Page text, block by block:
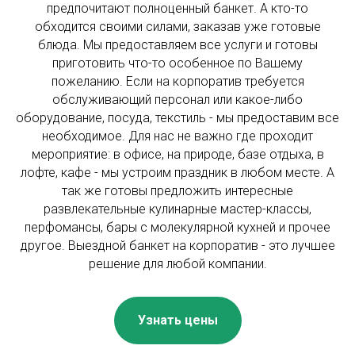
предпочитают полноценный банкет. А кто-то
обходится своими силами, заказав уже готовые
блюда. Мы предоставляем все услуги и готовы
приготовить что-то особенное по Вашему
пожеланию. Если на корпоратив требуется
обслуживающий персонал или какое-либо
оборудование, посуда, текстиль - мы предоставим все
необходимое. Для нас не важно где проходит
мероприятие: в офисе, на природе, базе отдыха, в
лофте, кафе - мы устроим праздник в любом месте. А
так же готовы предложить интересные
развлекательные кулинарные мастер-классы,
перфомансы, бары с молекулярной кухней и прочее
другое. Выездной банкет на корпоратив - это лучшее
решение для любой компании.
Узнать цены